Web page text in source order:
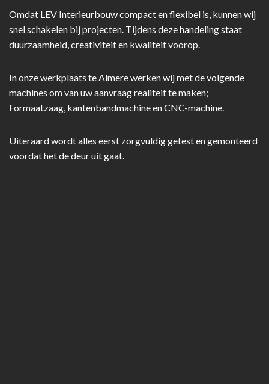
Omdat LEV Interieurbouw compact en flexibel is, kunnen wij
snel schakelen bij projecten. Tijdens deze handeling staat
duurzaamheid, creativiteit en kwaliteit voorop.
In onze werkplaats te Almere werken wij met de volgende
machines om van uw aanvraag realiteit te maken;
Formaatzaag, kantenbandmachine en CNC-machine.
Uiteraard wordt alles eerst zorgvuldig getest en gemonteerd
voordat het de deur uit gaat.